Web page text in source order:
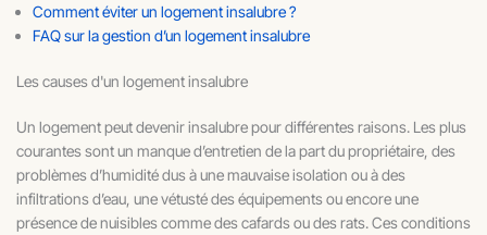
Comment éviter un logement insalubre ?
FAQ sur la gestion d’un logement insalubre
Les causes d'un logement insalubre
Un logement peut devenir insalubre pour différentes raisons. Les plus
courantes sont un manque d’entretien de la part du propriétaire, des
problèmes d’humidité dus à une mauvaise isolation ou à des
infiltrations d’eau, une vétusté des équipements ou encore une
présence de nuisibles comme des cafards ou des rats. Ces conditions